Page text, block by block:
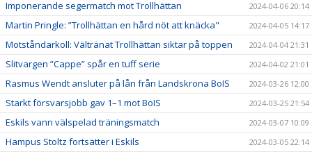
Imponerande segermatch mot Trollhättan 2024-04-06 20:14
Martin Pringle: ”Trollhättan en hård nöt att knäcka" 2024-04-05 14:17
Motståndarkoll: Vältränat Trollhättan siktar på toppen 2024-04-04 21:31
Slitvargen ”Cappe” spår en tuff serie 2024-04-02 21:01
Rasmus Wendt ansluter på lån från Landskrona BoIS 2024-03-26 12:00
Starkt försvarsjobb gav 1–1 mot BoIS 2024-03-25 21:54
Eskils vann välspelad träningsmatch 2024-03-07 10:09
Hampus Stoltz fortsätter i Eskils 2024-03-05 22:14